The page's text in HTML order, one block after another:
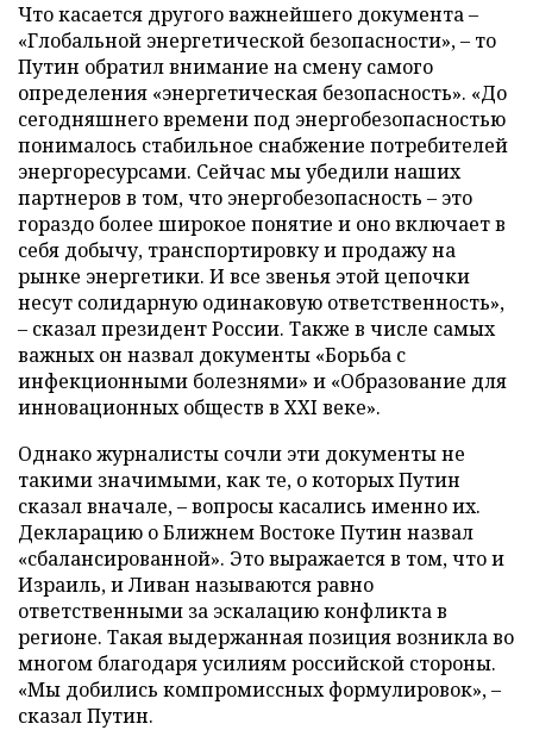
Что касается другого важнейшего документа –
«Глобальной энергетической безопасности», – то
Путин обратил внимание на смену самого
определения «энергетическая безопасность». «До
сегодняшнего времени под энергобезопасностью
понималось стабильное снабжение потребителей
энергоресурсами. Сейчас мы убедили наших
партнеров в том, что энергобезопасность – это
гораздо более широкое понятие и оно включает в
себя добычу, транспортировку и продажу на
рынке энергетики. И все звенья этой цепочки
несут солидарную одинаковую ответственность»,
– сказал президент России. Также в числе самых
важных он назвал документы «Борьба с
инфекционными болезнями» и «Образование для
инновационных обществ в XXI веке».
Однако журналисты сочли эти документы не
такими значимыми, как те, о которых Путин
сказал вначале, – вопросы касались именно их.
Декларацию о Ближнем Востоке Путин назвал
«сбалансированной». Это выражается в том, что и
Израиль, и Ливан называются равно
ответственными за эскалацию конфликта в
регионе. Такая выдержанная позиция возникла во
многом благодаря усилиям российской стороны.
«Мы добились компромиссных формулировок», –
сказал Путин.